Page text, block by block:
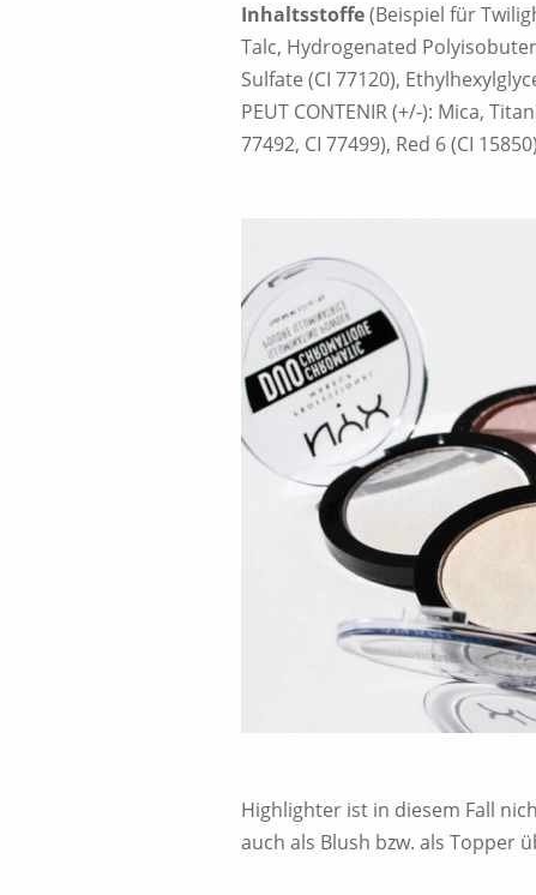
Inhaltsstoffe(Beispiel für
Talc, Hydrogenated
Sulfate (CI 77120),
PEUT CONTENIR (+/-): Mica,
77492, CI 77499), Red 6 (CI
Highlighter ist in diesem Fall
auch als Blush bzw. als Topper